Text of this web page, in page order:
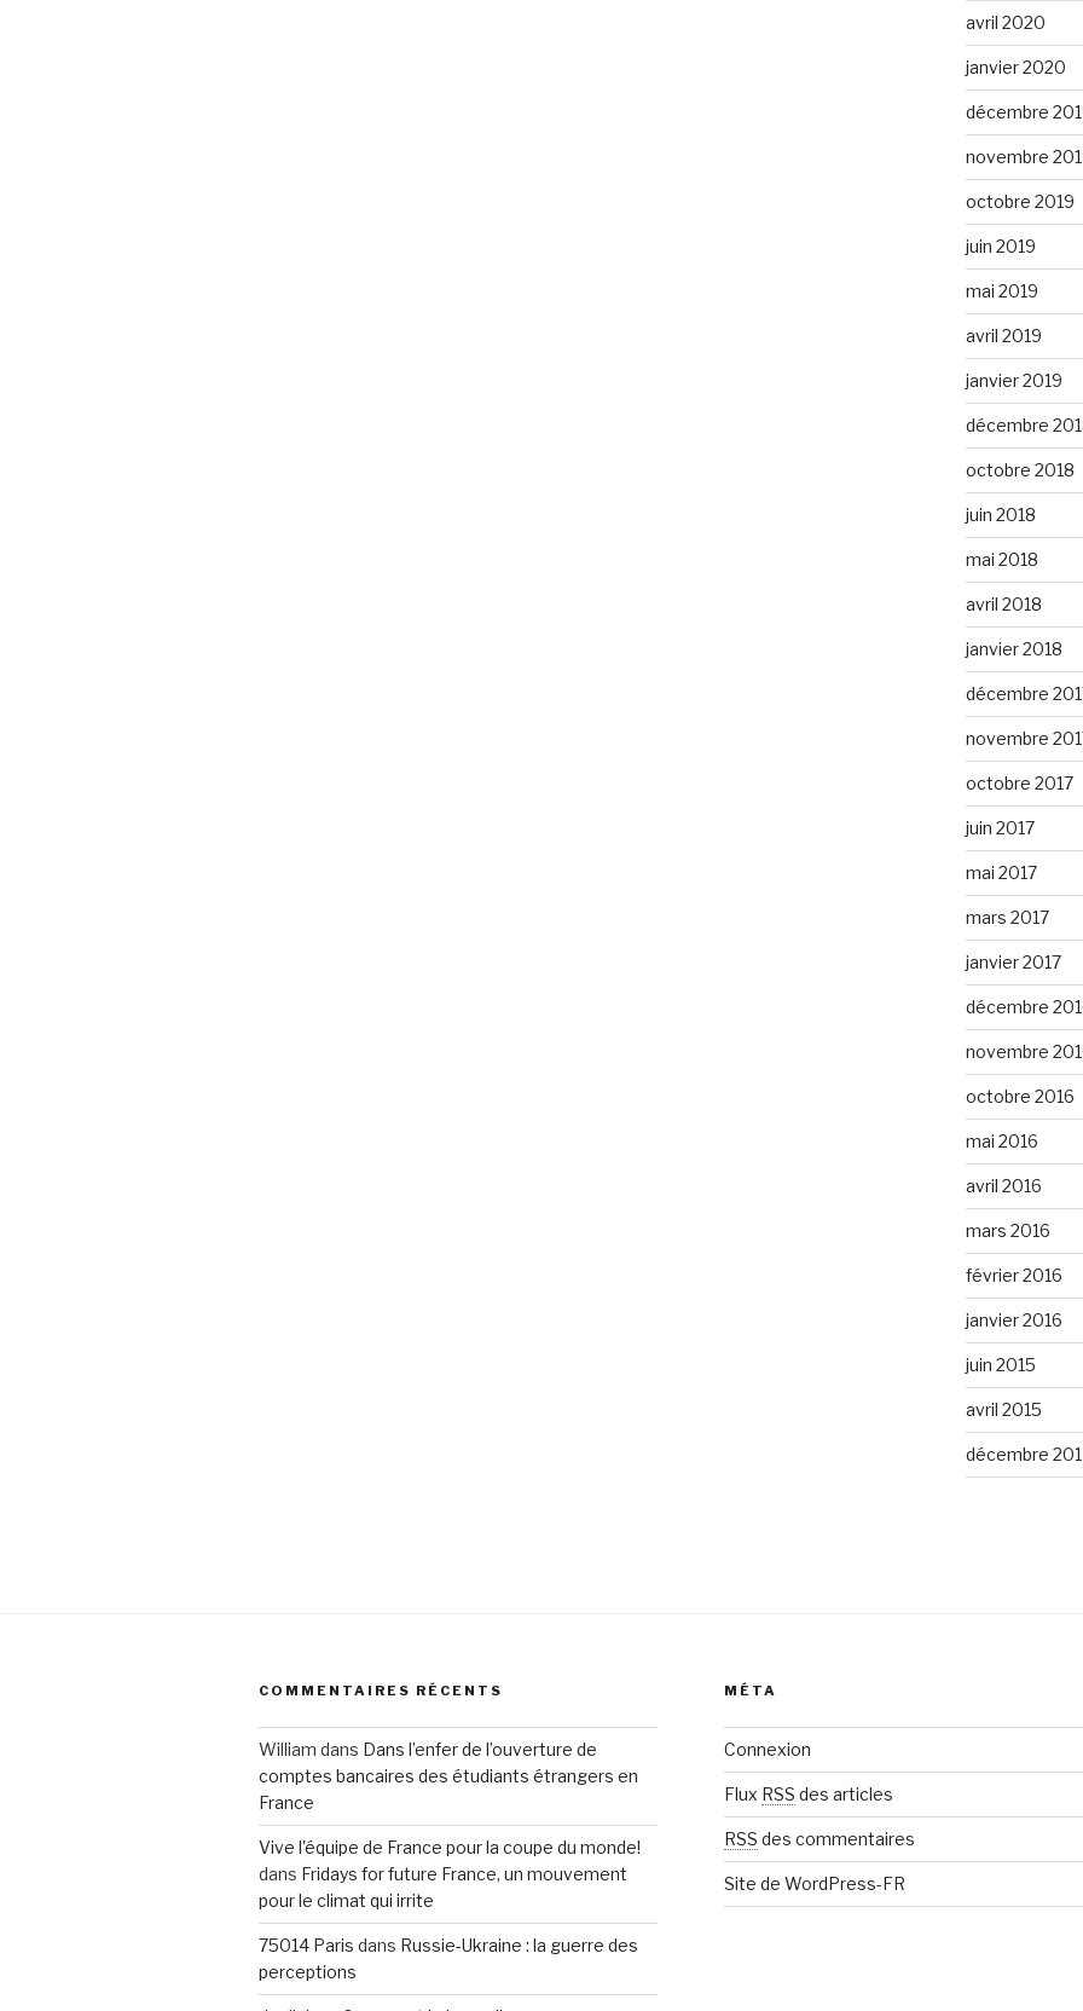
avril 2020
janvier 2020
décembre
novembre
octobre 2019
juin 2019
mai 2019
avril 2019
janvier 2019
décembre
octobre 2018
juin 2018
mai 2018
avril 2018
janvier 2018
décembre
novembre
octobre 2017
juin 2017
mai 2017
mars 2017
janvier 2017
décembre
novembre
octobre 2016
mai 2016
avril 2016
mars 2016
février 2016
janvier 2016
juin 2015
avril 2015
décembre
COMMENTAIRES RÉCENTS
William dans Dans l’enfer de l’ouverture de
comptes bancaires des étudiants étrangers en
France
Vive l'équipe de France pour la coupe du monde!
dans Fridays for future France, un mouvement
pour le climat qui irrite
75014 Paris dans Russie-Ukraine : la guerre des
perceptions
MÉTA
Connexion
Flux RSS des articles
RSS des commentaires
Site de WordPress-FR